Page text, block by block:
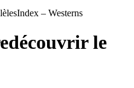
Index – Westerns
le